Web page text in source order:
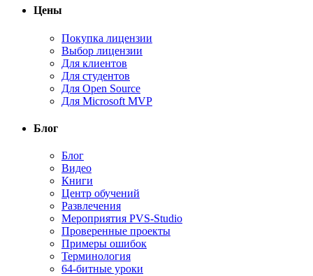
Цены
Покупка лицензии
Выбор лицензии
Для клиентов
Для студентов
Для Open Source
Для Microsoft MVP
Блог
Блог
Видео
Книги
Центр обучений
Развлечения
Мероприятия PVS-Studio
Проверенные проекты
Примеры ошибок
Терминология
64-битные уроки